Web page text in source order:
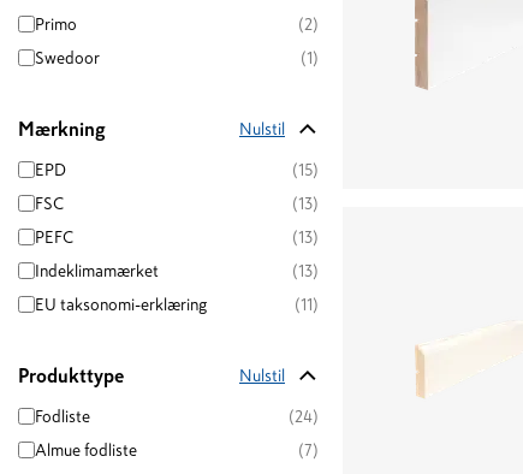
Primo
(2)
Swedoor
(1)
Mærkning Nulstil
EPD
(15)
FSC
(13)
PEFC
(13)
Indeklimamærket
(13)
EU taksonomi-erklæring
(11)
Produkttype Nulstil
Fodliste
(24)
Almue fodliste
(7)